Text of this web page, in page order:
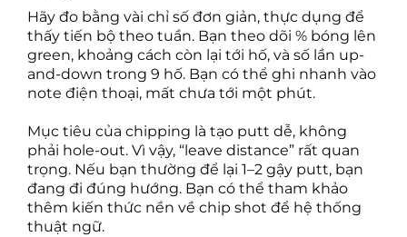
Hãy đo bằng vài chỉ số đơn giản, thực dụng để
thấy tiến bộ theo tuần. Bạn theo dõi % bóng lên
green, khoảng cách còn lại tới hố, và số lần up-
and-down trong 9 hố. Bạn có thể ghi nhanh vào
note điện thoại, mất chưa tới một phút.
Mục tiêu của chipping là tạo putt dễ, không
phải hole-out. Vì vậy, “leave distance” rất quan
trọng. Nếu bạn thường để lại 1–2 gậy putt, bạn
đang đi đúng hướng. Bạn có thể tham khảo
thêm kiến thức nền về chip shot để hệ thống
thuật ngữ.